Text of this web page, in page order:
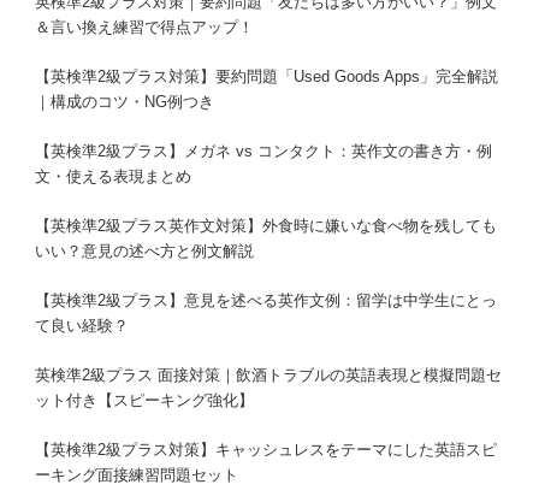
＆言い換え練習で得点アップ！
【英検準2級プラス対策】要約問題「Used Goods Apps」完全解説
｜構成のコツ・NG例つき
【英検準2級プラス】メガネ vs コンタクト：英作文の書き方・例
文・使える表現まとめ
【英検準2級プラス英作文対策】外食時に嫌いな食べ物を残しても
いい？意見の述べ方と例文解説
【英検準2級プラス】意見を述べる英作文例：留学は中学生にとっ
て良い経験？
英検準2級プラス 面接対策｜飲酒トラブルの英語表現と模擬問題セ
ット付き【スピーキング強化】
【英検準2級プラス対策】キャッシュレスをテーマにした英語スピ
ーキング面接練習問題セット